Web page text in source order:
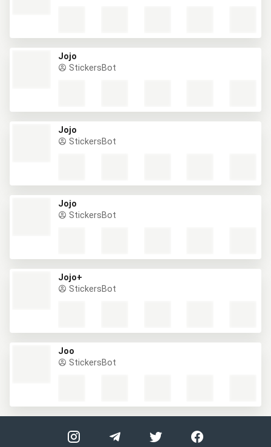
Jojo
StickersBot
Jojo
StickersBot
Jojo
StickersBot
Jojo+
StickersBot
Joo
StickersBot